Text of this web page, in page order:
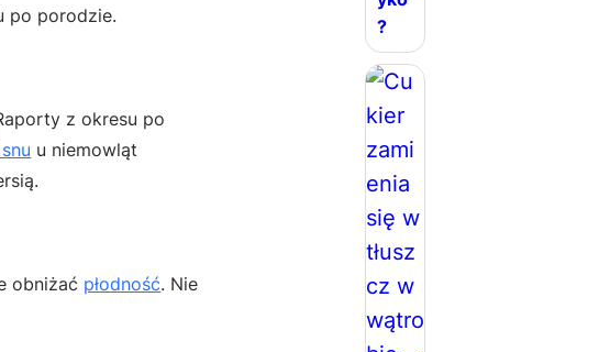
po porodzie.
z okresu po
u niemowląt
obniżać płodność. Nie
?